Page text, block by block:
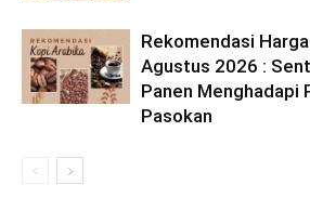
Rekomendasi
Agustus 2026 :
Panen Menghadapi
Pasokan